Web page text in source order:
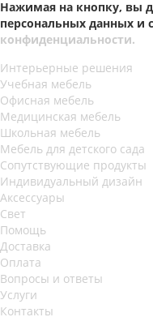
Нажимая на кнопку, вы
персональных данных и
конфиденциальности.
Интерьерные решения
Учебная мебель
Офисная мебель
Медицинская мебель
Школьная мебель
Мебель для детского сада
Сопутствующие продукты
Индивидуальный дизайн
Аксессуары
Свет
Помощь
Доставка
Оплата
Вопросы и ответы
Услуги
Контакты